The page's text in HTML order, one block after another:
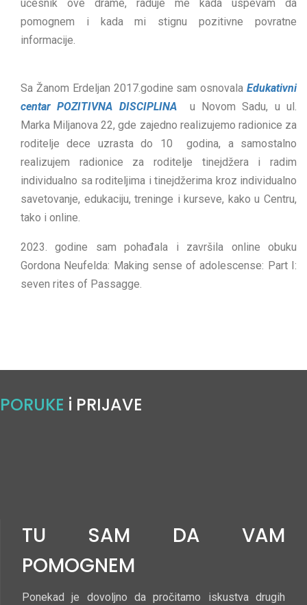
učesnik ove drame, raduje me kada uspevam da
pomognem i kada mi stignu pozitivne povratne
informacije.
Sa Žanom Erdeljan 2017.godine sam osnovala Edukativni
centar POZITIVNA DISCIPLINA
u Novom Sadu, u ul.
Marka Miljanova 22, gde zajedno realizujemo radionice za
roditelje dece uzrasta do 10 godina, a samostalno
realizujem radionice za roditelje tinejdžera i radim
individualno sa roditeljima i tinejdžerima kroz individualno
savetovanje, edukaciju, treninge i kurseve, kako u Centru,
tako i online.
2023. godine sam pohađala i završila online obuku
Gordona Neufelda: Making sense of adolescense: Part I:
seven rites of Passagge.
PORUKE i PRIJAVE
TU SAM DA VAM
POMOGNEM
Ponekad je dovoljno da pročitamo iskustva drugih